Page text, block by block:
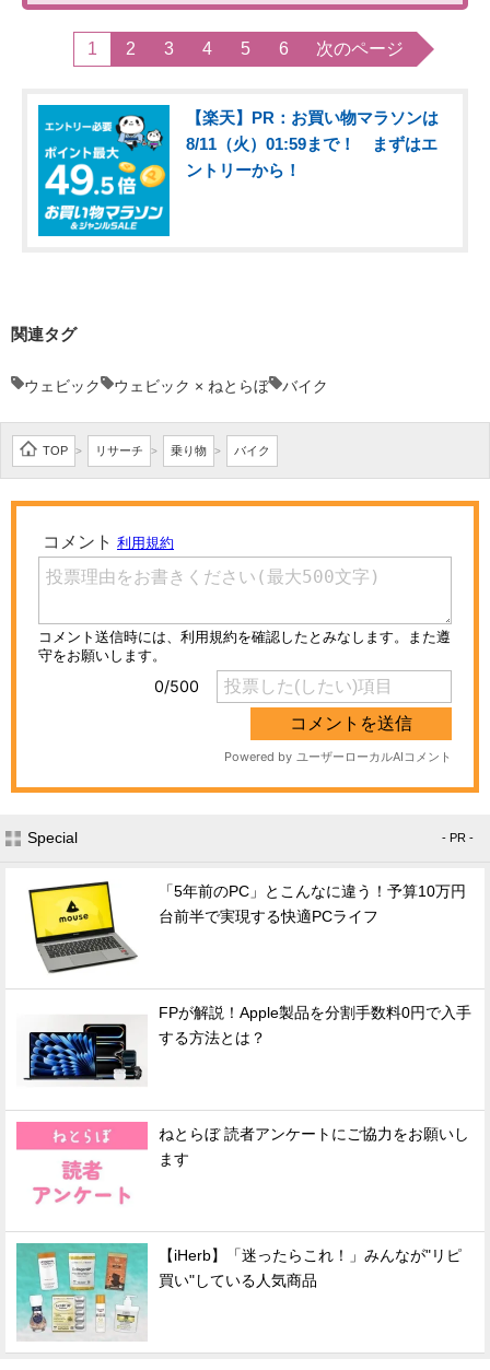
1 2 3 4 5 6 次のページ
【楽天】PR：お買い物マラソンは
8/11（火）01:59まで！ まずはエ
ントリーから！
関連タグ
ウェビック ウェビック × ねとらぼ バイク
TOP > リサーチ > 乗り物 > バイク
Special - PR -
「5年前のPC」とこんなに違う！予算10万円
台前半で実現する快適PCライフ
FPが解説！Apple製品を分割手数料0円で入手
する方法とは？
ねとらぼ 読者アンケートにご協力をお願いし
ます
【iHerb】「迷ったらこれ！」みんなが"リピ
買い"している人気商品